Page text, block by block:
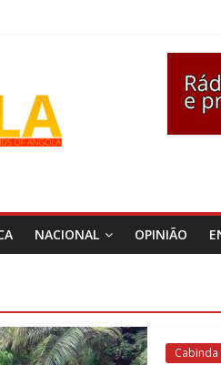
NACIONAL OPINIÃO
Cabinda